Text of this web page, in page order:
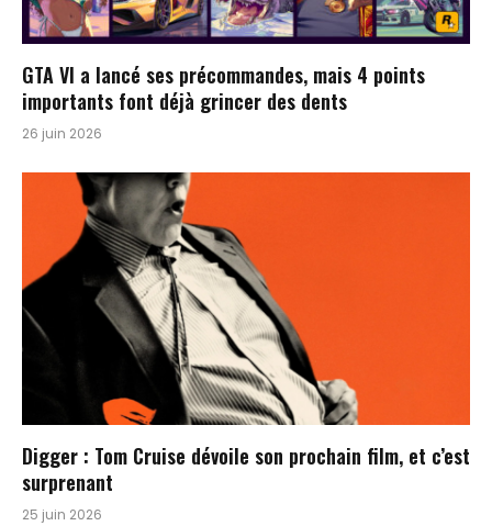
GTA VI a lancé ses précommandes, mais 4 points
importants font déjà grincer des dents
26 juin 2026
Digger : Tom Cruise dévoile son prochain film, et c’est
surprenant
25 juin 2026